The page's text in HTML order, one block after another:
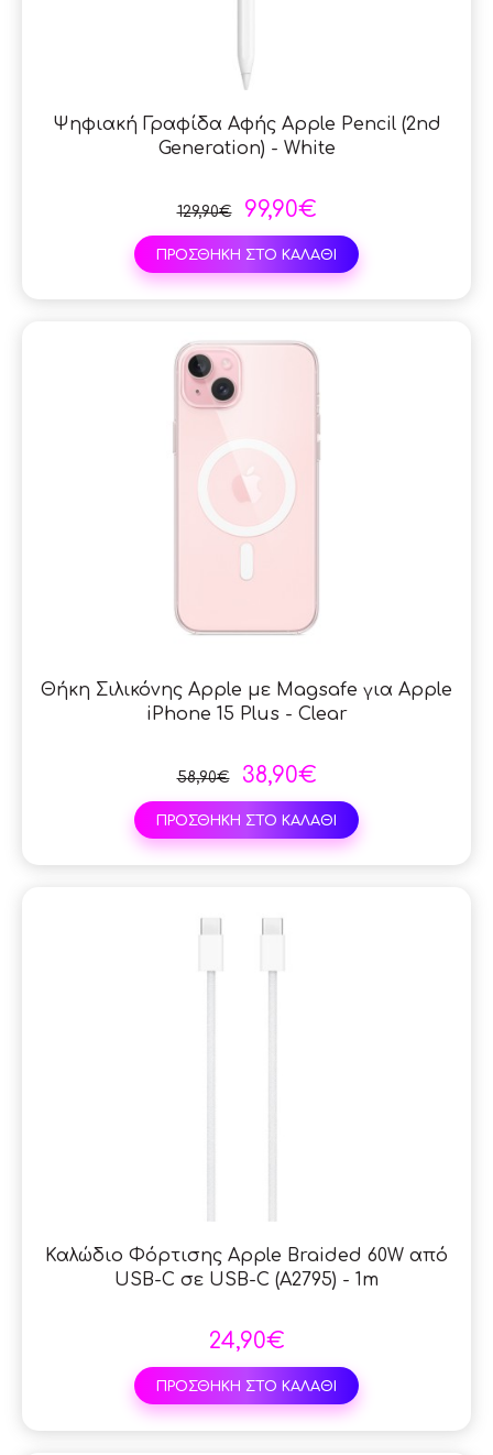
Ψηφιακή Γραφίδα Αφής Apple Pencil (2nd
Generation) - White
129,90€ 99,90€
ΠΡΟΣΘΗΚΗ ΣΤΟ ΚΑΛΑΘΙ
Θήκη Σιλικόνης Apple με Magsafe για Apple
iPhone 15 Plus - Clear
58,90€ 38,90€
ΠΡΟΣΘΗΚΗ ΣΤΟ ΚΑΛΑΘΙ
Καλώδιο Φόρτισης Apple Braided 60W από
USB-C σε USB-C (A2795) - 1m
24,90€
ΠΡΟΣΘΗΚΗ ΣΤΟ ΚΑΛΑΘΙ